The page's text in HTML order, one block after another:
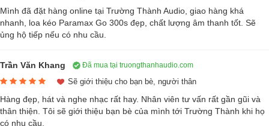
mức cực đại 400W, loa bass dập liên tục, có khả năng tái tạo chất âm
phát ra nguồn âm thanh chất lượng nhất cũng như giúp từng lời hát,
nghiệm giải trí nghe thoải mái, thú vị, thích hợp sử dụng ở những buổi
tiệc ngoài trời, cắm trại.
Kết nối bluetooth hiện đại
Mình đã đặt hàng online tại Trường Thành Audio, giao hàng khá
nhanh, loa kéo Paramax Go 300s đẹp, chất lượng âm thanh tốt. Sẽ
ủng hộ tiếp nếu có nhu cầu.
Trần Văn Khang Đã mua tại truongthanhaudio.com
Sẽ giới thiệu cho bạn bè, người thân
Hàng đẹp, hát và nghe nhạc rất hay. Nhân viên tư vấn rất gần gũi và
thân thiện. Tôi sẽ giới thiệu bạn bè của mình tới Trường Thành khi họ
có nhu cầu.